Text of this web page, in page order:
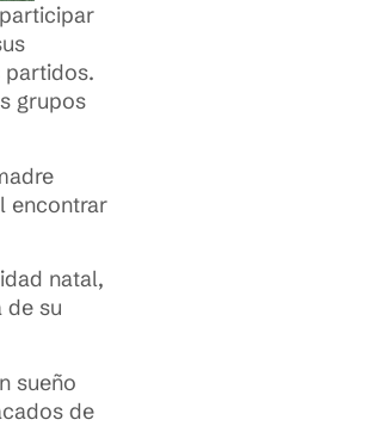
partidos.
grupos
encontrar
natal,
de su
sueño
de